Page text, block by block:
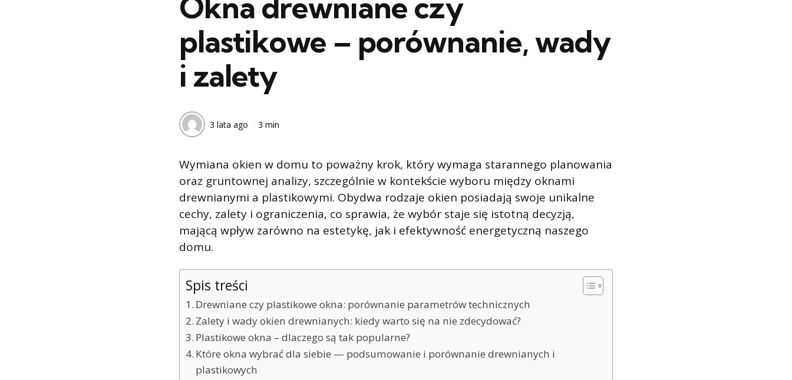
plastikowe – porównanie, wady
i zalety
3 lata ago 3 min
Wymiana okien w domu to poważny krok, który wymaga starannego planowania
oraz gruntownej analizy, szczególnie w kontekście wyboru między oknami
drewnianymi a plastikowymi. Obydwa rodzaje okien posiadają swoje unikalne
cechy, zalety i ograniczenia, co sprawia, że wybór staje się istotną decyzją,
mającą wpływ zarówno na estetykę, jak i efektywność energetyczną naszego
domu.
Spis treści
Drewniane czy plastikowe okna: porównanie parametrów technicznych
Zalety i wady okien drewnianych: kiedy warto się na nie zdecydować?
Plastikowe okna – dlaczego są tak popularne?
Które okna wybrać dla siebie — podsumowanie i porównanie drewnianych i
plastikowych